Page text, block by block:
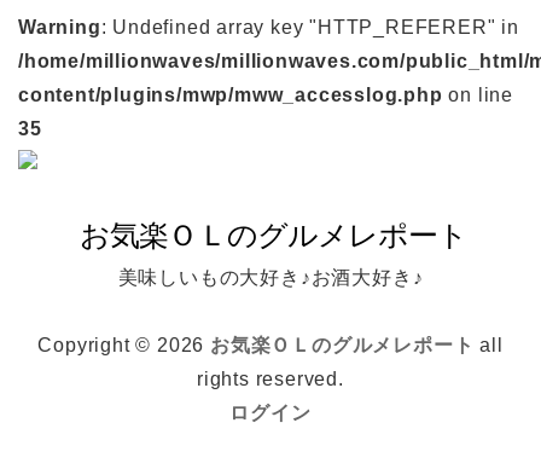
Warning: Undefined array key "HTTP_REFERER" in
/home/millionwaves/millionwaves.com/public_html/
content/plugins/mwp/mww_accesslog.php on line
35
美味しいもの大好き♪お酒大好き♪
Copyright © 2026 お気楽ＯＬのグルメレポート all
rights reserved.
ログイン